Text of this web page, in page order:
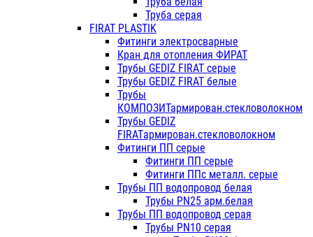
Труба серая
FIRAT PLASTIK
Фитинги электросварные
Кран для отопления ФИРАТ
Трубы GEDIZ FIRAT серые
Трубы GEDIZ FIRAT белые
Трубы
КОМПОЗИТармирован.стекловолокном
Трубы GEDIZ
FIRATармирован.стекловолокном
Фитинги ПП серые
Фитинги ПП серые
Фитинги ППс металл. серые
Трубы ПП водопровод белая
Трубы PN25 арм.белая
Трубы ПП водопровод серая
Трубы PN10 серая